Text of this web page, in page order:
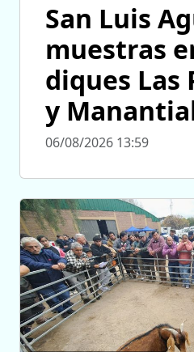
San Luis
muestras
diques Las
y
06/08/2026 13:59